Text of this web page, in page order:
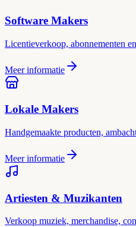
Software Makers
Licentieverkoop, abonnementen
Meer informatie
Lokale Makers
Handgemaakte producten,
Meer informatie
Artiesten & Muzikanten
Verkoop muziek, merchandise,